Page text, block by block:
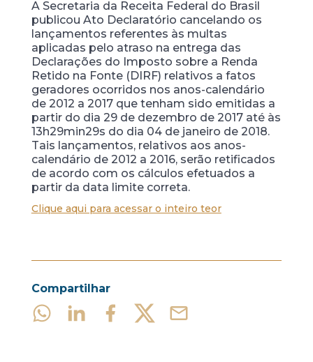
A Secretaria da Receita Federal do Brasil
publicou Ato Declaratório cancelando os
lançamentos referentes às multas
aplicadas pelo atraso na entrega das
Declarações do Imposto sobre a Renda
Retido na Fonte (DIRF) relativos a fatos
geradores ocorridos nos anos-calendário
de 2012 a 2017 que tenham sido emitidas a
partir do dia 29 de dezembro de 2017 até às
13h29min29s do dia 04 de janeiro de 2018.
Tais lançamentos, relativos aos anos-
calendário de 2012 a 2016, serão retificados
de acordo com os cálculos efetuados a
partir da data limite correta.
Clique aqui para acessar o inteiro teor
Compartilhar